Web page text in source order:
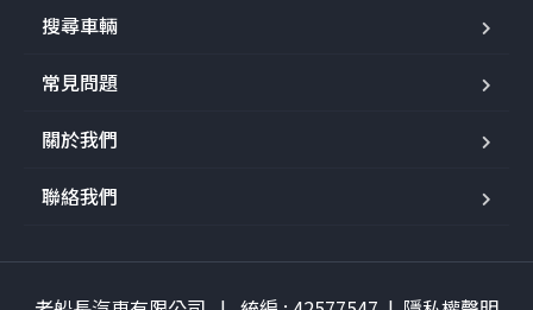
搜尋車輛
常見問題
關於我們
聯絡我們